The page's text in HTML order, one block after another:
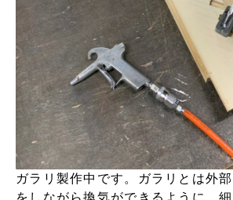
ガラリ製作中です。ガラリとは外